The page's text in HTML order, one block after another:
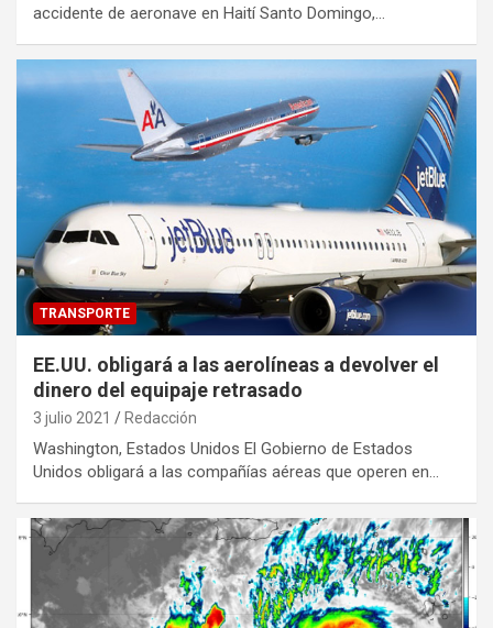
accidente de aeronave en Haití Santo Domingo,…
TRANSPORTE
EE.UU. obligará a las aerolíneas a devolver el
dinero del equipaje retrasado
3 julio 2021 Redacción
Washington, Estados Unidos El Gobierno de Estados
Unidos obligará a las compañías aéreas que operen en…